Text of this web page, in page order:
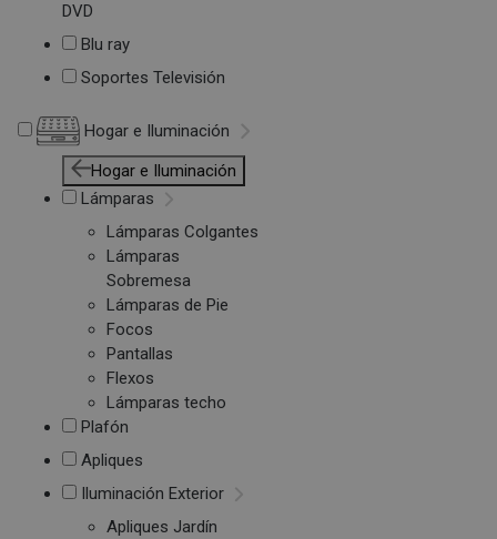
DVD
Blu ray
Soportes Televisión
Hogar e Iluminación
Hogar e Iluminación
Lámparas
Lámparas Colgantes
Lámparas
Sobremesa
Lámparas de Pie
Focos
Pantallas
Flexos
Lámparas techo
Plafón
Apliques
Iluminación Exterior
Apliques Jardín